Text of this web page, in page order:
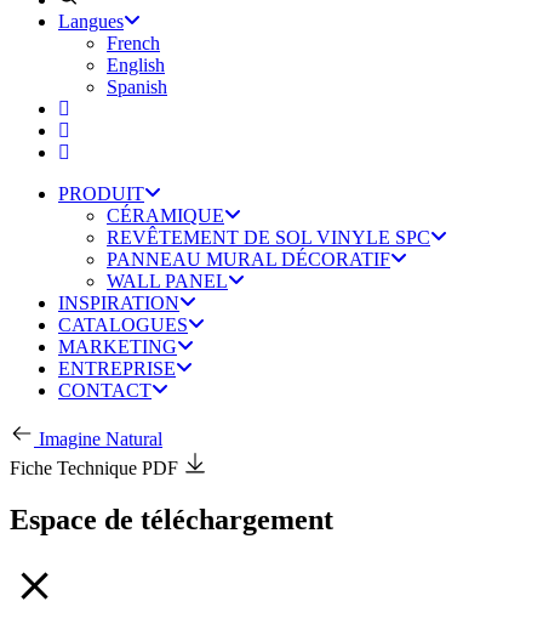
Langues
French
English
Spanish
PRODUIT
CÉRAMIQUE
REVÊTEMENT DE SOL VINYLE SPC
PANNEAU MURAL DÉCORATIF
WALL PANEL
INSPIRATION
CATALOGUES
MARKETING
ENTREPRISE
CONTACT
Imagine Natural
Fiche Technique PDF
Espace de téléchargement